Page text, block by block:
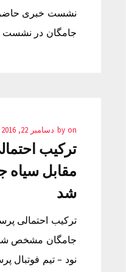
نشست خبری
جامگان در
by on دسامبر 22, 2016
ترکیب
مقابل
شد
ترکیب احتمالی
جامگان مشخص شد
نود – تیم فوتبال